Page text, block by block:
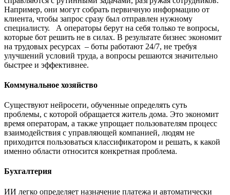
Например, они могут собрать первичную информацию от
клиента, чтобы запрос сразу был отправлен нужному
специалисту. А операторы берут на себя только те вопросы,
которые бот решить не в силах. В результате бизнес экономит
на трудовых ресурсах – боты работают 24/7, не требуя
улучшений условий труда, а вопросы решаются значительно
быстрее и эффективнее.
Коммунальное хозяйство
Существуют нейросети, обученные определять суть
проблемы, с которой обращается житель дома. Это экономит
время операторам, а также упрощает пользователям процесс
взаимодействия с управляющей компанией, людям не
приходится пользоваться классификатором и решать, к какой
именно области относится конкретная проблема.
Бухгалтерия
ИИ легко определяет назначение платежа и автоматически